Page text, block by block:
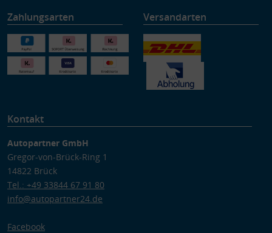
Zahlungsarten Versandarten
Kontakt
Autopartner GmbH
Gregor-von-Brück-Ring 1
14822 Brück
Tel.: +49 33844 67 91 80
info@autopartner24.de
Facebook